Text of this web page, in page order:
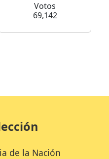
Votos
69,142
de la Nación